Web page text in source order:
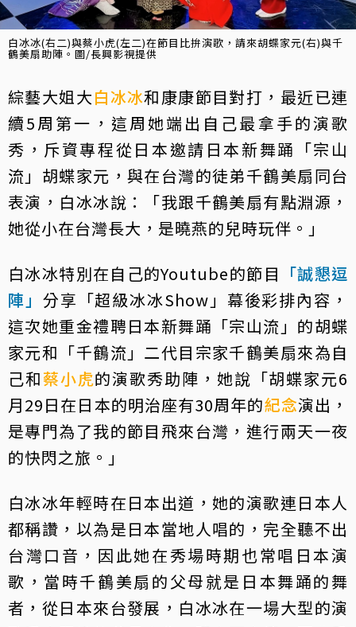
白冰冰(右二)與蔡小虎(左二)在節目比拚演歌，請來胡蝶家元(右)與千
鶴美扇助陣。圖/長興影視提供
綜藝大姐大白冰冰和康康節目對打，最近已連
續5周第一，這周她端出自己最拿手的演歌
秀，斥資專程從日本邀請日本新舞踊「宗山
流」胡蝶家元，與在台灣的徒弟千鶴美扇同台
表演，白冰冰說：「我跟千鶴美扇有點淵源，
她從小在台灣長大，是曉燕的兒時玩伴。」
白冰冰特別在自己的Youtube的節目 「誠懇逗
陣」 分享「超級冰冰Show」幕後彩排內容，
這次她重金禮聘日本新舞踊「宗山流」的胡蝶
家元和「千鶴流」二代目宗家千鶴美扇來為自
己和蔡小虎的演歌秀助陣，她說「胡蝶家元6
月29日在日本的明治座有30周年的紀念演出，
是專門為了我的節目飛來台灣，進行兩天一夜
的快閃之旅。」
白冰冰年輕時在日本出道，她的演歌連日本人
都稱讚，以為是日本當地人唱的，完全聽不出
台灣口音，因此她在秀場時期也常唱日本演
歌，當時千鶴美扇的父母就是日本舞踊的舞
者，從日本來台發展，白冰冰在一場大型的演